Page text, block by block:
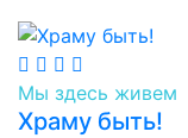
Мы здесь живем
Храму быть!